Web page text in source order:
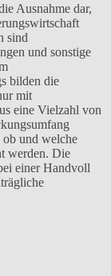
Ausnahme dar,
sind
und sonstige
bilden die
mit
eine Vielzahl von
ob und welche
werden. Die
einer Handvoll